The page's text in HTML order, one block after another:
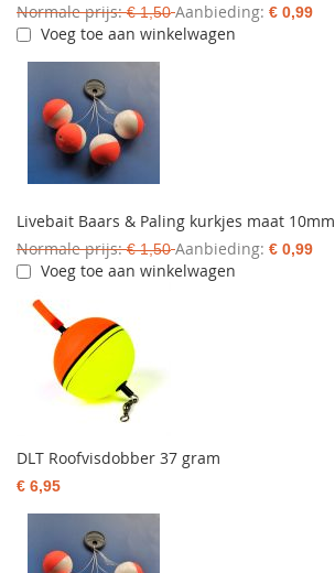
Normale prijs € 1,50 Aanbieding € 0,99
Voeg toe aan winkelwagen
Livebait Baars & Paling kurkjes maat 10mm
Normale prijs € 1,50 Aanbieding € 0,99
Voeg toe aan winkelwagen
DLT Roofvisdobber 37 gram
€ 6,95